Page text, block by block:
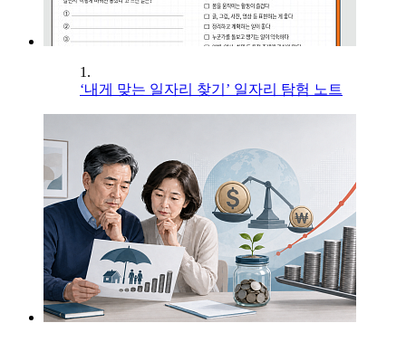
1.
‘내게 맞는 일자리 찾기’ 일자리 탐험 노트